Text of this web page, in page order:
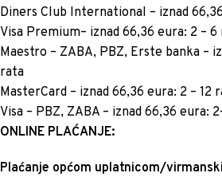
Diners Club International – iznad
Visa Premium– iznad 66,36 eura: 2 –
Maestro – ZABA, PBZ, Erste banka –
rata
MasterCard – iznad 66,36 eura: 2 – 12
Visa – PBZ, ZABA – iznad 66,36 eura:
ONLINE PLAĆANJE:
Plaćanje općom uplatnicom/